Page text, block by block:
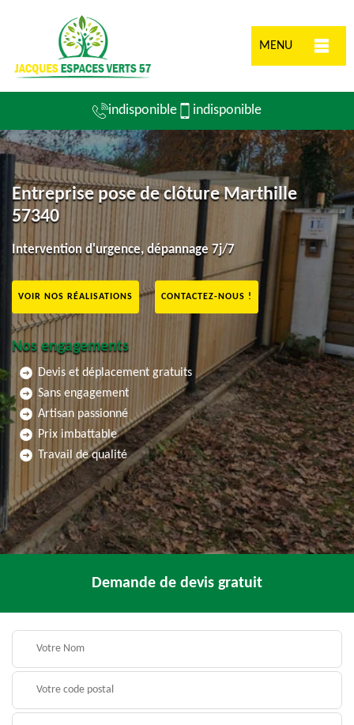
MENU
indisponible indisponible
Entreprise pose de clôture Marthille
57340
Intervention d'urgence, dépannage 7j/7
VOIR NOS RÉALISATIONS CONTACTEZ-NOUS !
Nos engagements
Devis et déplacement gratuits
Sans engagement
Artisan passionné
Prix imbattable
Travail de qualité
Demande de devis gratuit